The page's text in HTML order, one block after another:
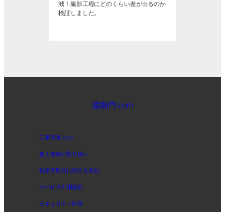
減！撮影工程にどのくらい差が出るのか
検証しました。
蔵衛門.com
工事写真.com
個人情報の取り扱い
特定商取引に関する表記
サービス利用規約
セキュリティ対策